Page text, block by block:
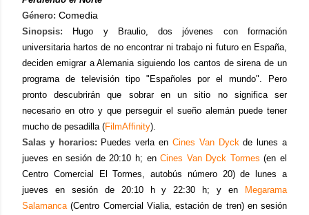
Género: Comedia
Sinopsis:
Hugo y Braulio, dos jóvenes con formación
universitaria hartos de no encontrar ni trabajo ni futuro en España,
deciden emigrar a Alemania siguiendo los cantos de sirena de un
programa de televisión tipo "Españoles por el mundo". Pero
pronto descubrirán que sobrar en un sitio no significa ser
necesario en otro y que perseguir el sueño alemán puede tener
mucho de pesadilla (FilmAffinity).
Salas y horarios: Puedes verla en Cines Van Dyck de lunes a
jueves en sesión de 20:10 h; enCines Van Dyck Tormes (en el
Centro Comercial El Tormes, autobús número 20) de lunes a
jueves en sesión de 20:10 h y 22:30 h; y en
Megarama
Salamanca (Centro Comercial Vialia, estación de tren) en sesión